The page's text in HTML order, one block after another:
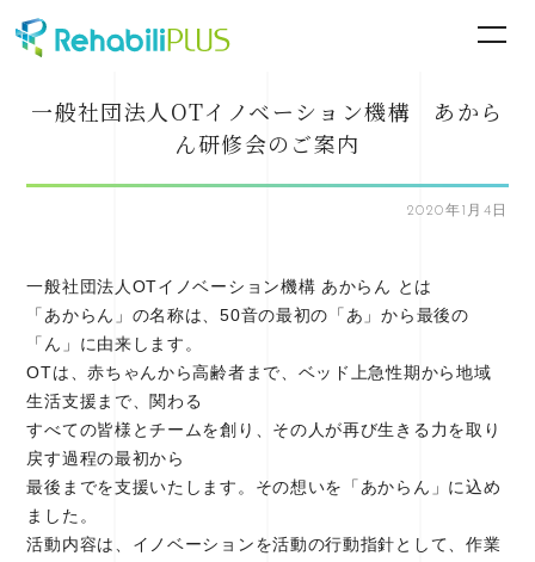
一般社団法人OTイノベーション機構 あから
ん研修会のご案内
2020年1月4日
一般社団法人OTイノベーション機構 あからん とは
「あからん」の名称は、50音の最初の「あ」から最後の
「ん」に由来します。
OTは、赤ちゃんから高齢者まで、ベッド上急性期から地域
生活支援まで、関わる
すべての皆様とチームを創り、その人が再び生きる力を取り
戻す過程の最初から
最後までを支援いたします。その想いを「あからん」に込め
ました。
活動内容は、イノベーションを活動の行動指針として、作業